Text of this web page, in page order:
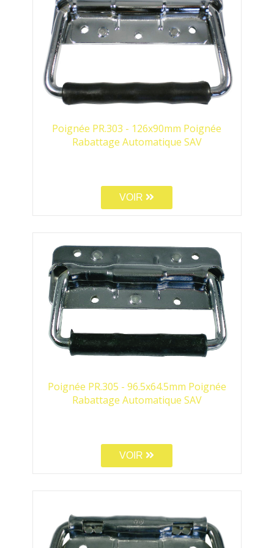
Poignée PR.303 - 126x90mm Poignée
Rabattage Automatique SAV
VOIR
Poignée PR.305 - 96.5x64.5mm Poignée
Rabattage Automatique SAV
VOIR